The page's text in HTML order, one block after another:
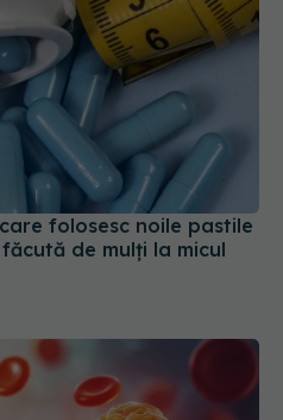
folosesc noile pastile
de mulți la micul